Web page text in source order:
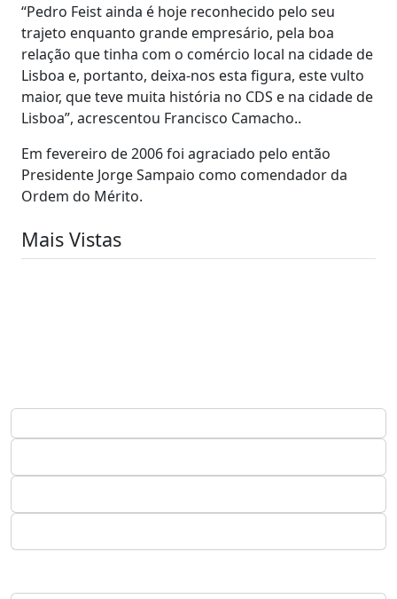
“Pedro Feist ainda é hoje reconhecido pelo seu
trajeto enquanto grande empresário, pela boa
relação que tinha com o comércio local na cidade de
Lisboa e, portanto, deixa-nos esta figura, este vulto
maior, que teve muita história no CDS e na cidade de
Lisboa”, acrescentou Francisco Camacho..
Em fevereiro de 2006 foi agraciado pelo então
Presidente Jorge Sampaio como comendador da
Ordem do Mérito.
Mais Vistas